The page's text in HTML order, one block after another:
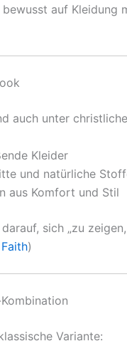
auf
auch unter
Kleider
und natürliche
aus Komfort und Stil
sich „zu
)
Variante: